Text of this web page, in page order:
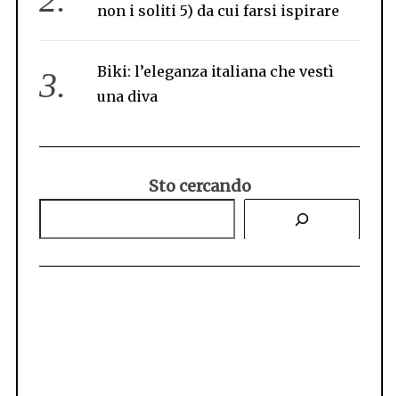
non i soliti 5) da cui farsi ispirare
Biki: l’eleganza italiana che vestì
una diva
Sto cercando